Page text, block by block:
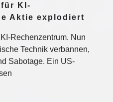
KI-
Aktie explodiert
Rechenzentrum. Nun
Technik verbannen,
Sabotage. Ein US-